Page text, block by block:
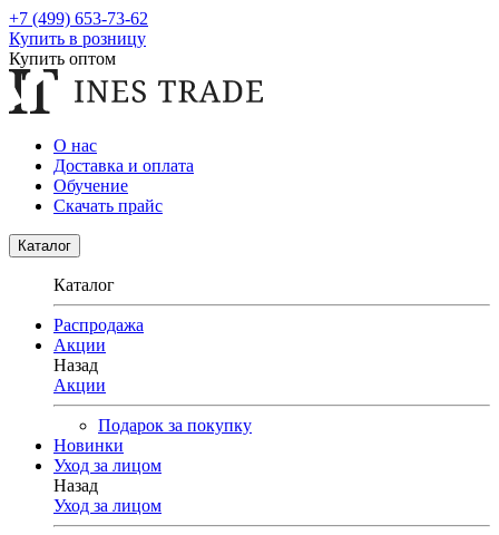
+7 (499) 653-73-62
Купить в розницу
Купить оптом
О нас
Доставка и оплата
Обучение
Скачать прайс
Каталог
Каталог
Распродажа
Акции
Назад
Акции
Подарок за покупку
Новинки
Уход за лицом
Назад
Уход за лицом